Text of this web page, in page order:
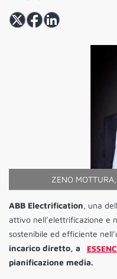
ZENO
ABB Electrification, una
attivo nell’elettrificazione e
sostenibile ed efficiente
incarico diretto, a
pianificazione media.